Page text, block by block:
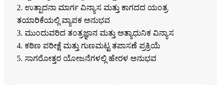
2. ಉತ್ಪಾದನಾ ಮಾರ್ಗ ವಿನ್ಯಾಸ ಮತ್ತು ಕಾಗದದ ಯಂತ್ರ
ತಯಾರಿಕೆಯಲ್ಲಿ ವ್ಯಾಪಕ ಅನುಭವ
3. ಮುಂದುವರಿದ ತಂತ್ರಜ್ಞಾನ ಮತ್ತು ಅತ್ಯಾಧುನಿಕ ವಿನ್ಯಾಸ
4. ಕಠಿಣ ಪರೀಕ್ಷೆ ಮತ್ತು ಗುಣಮಟ್ಟ ತಪಾಸಣೆ ಪ್ರಕ್ರಿಯೆ
5. ಸಾಗರೋತ್ತರ ಯೋಜನೆಗಳಲ್ಲಿ ಹೇರಳ ಅನುಭವ